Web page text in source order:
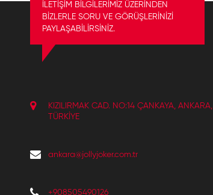
İLETİŞİM BİLGİLERİMİZ ÜZERİNDEN
BİZLERLE SORU VE GÖRÜŞLERİNİZİ
PAYLAŞABİLİRSİNİZ.
KIZILIRMAK CAD. NO:14 ÇANKAYA, ANKARA,
TÜRKIYE
ankara@jollyjoker.com.tr
+908505490126